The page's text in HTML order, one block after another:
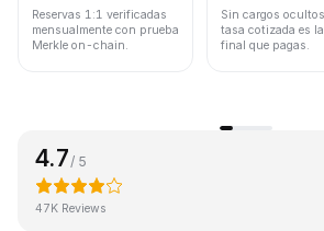
Reservas 1:1 verificadas
mensualmente con prueba
Merkle on-chain.
Sin cargos
tasa cotizada es
final que pagas.
4.7 / 5
47K Reviews